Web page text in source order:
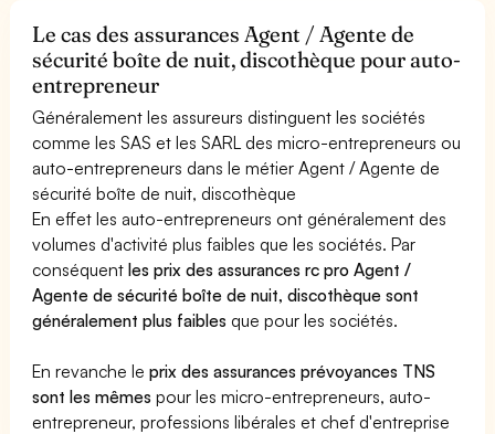
Le cas des assurances Agent / Agente de
sécurité boîte de nuit, discothèque pour auto-
entrepreneur
Généralement les assureurs distinguent les sociétés
comme les SAS et les SARL des micro-entrepreneurs ou
auto-entrepreneurs dans le métier Agent / Agente de
sécurité boîte de nuit, discothèque
En effet les auto-entrepreneurs ont généralement des
volumes d'activité plus faibles que les sociétés. Par
conséquentles prix des assurances rc pro Agent /
Agente de sécurité boîte de nuit, discothèque sont
généralement plus faibles que pour les sociétés.
En revanche leprix des assurances prévoyances TNS
sont les mêmes pour les micro-entrepreneurs, auto-
entrepreneur, professions libérales et chef d'entreprise